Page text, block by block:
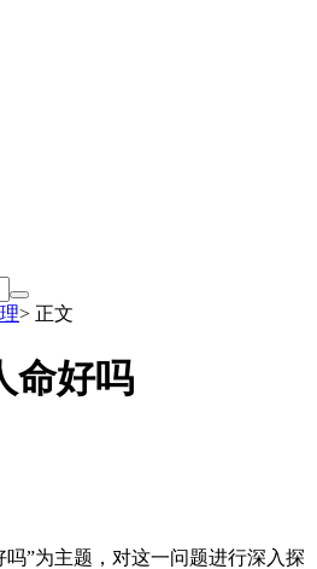
> 正文
命好吗
”为主题，对这一问题进行深入探